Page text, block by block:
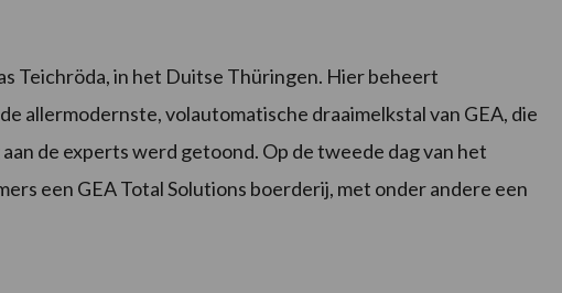
Teichröda, in het Duitse Thüringen. Hier beheert
allermodernste, volautomatische draaimelkstal van GEA, die
de experts werd getoond. Op de tweede dag van het
een GEA Total Solutions boerderij, met onder andere een